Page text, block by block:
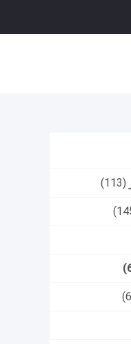
(113)